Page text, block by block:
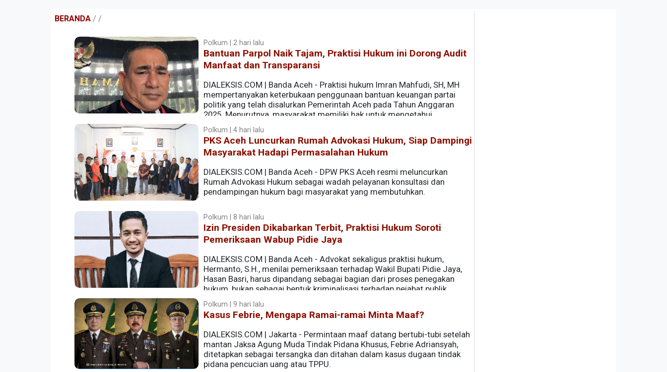
BERANDA / /
Polkum | 2 hari lalu
Bantuan Parpol Naik Tajam, Praktisi Hukum ini Dorong Audit
Manfaat dan Transparansi
DIALEKSIS.COM | ‎Banda Aceh - Praktisi hukum Imran Mahfudi, SH, MH
mempertanyakan keterbukaan penggunaan bantuan keuangan partai
politik yang telah disalurkan Pemerintah Aceh pada Tahun Anggaran
2025. Menurutnya, masyarakat memiliki hak untuk mengetahui
pemanfaatan dana tersebut karena sumbernya berasal dari uang negara atau uang publik.
Polkum | 4 hari lalu
PKS Aceh Luncurkan Rumah Advokasi Hukum, Siap Dampingi
Masyarakat Hadapi Permasalahan Hukum
DIALEKSIS.COM | Banda Aceh - DPW PKS Aceh resmi meluncurkan
Rumah Advokasi Hukum sebagai wadah pelayanan konsultasi dan
pendampingan hukum bagi masyarakat yang membutuhkan.
Polkum | 8 hari lalu
Izin Presiden Dikabarkan Terbit, Praktisi Hukum Soroti
Pemeriksaan Wabup Pidie Jaya
DIALEKSIS.COM | Banda Aceh - Advokat sekaligus praktisi hukum,
Hermanto, S.H., menilai pemeriksaan terhadap Wakil Bupati Pidie Jaya,
Hasan Basri, harus dipandang sebagai bagian dari proses penegakan
hukum, bukan sebagai bentuk kriminalisasi terhadap pejabat publik.
Polkum | 9 hari lalu
Kasus Febrie, Mengapa Ramai-ramai Minta Maaf?
DIALEKSIS.COM | Jakarta - Permintaan maaf datang bertubi-tubi setelah
mantan Jaksa Agung Muda Tindak Pidana Khusus, Febrie Adriansyah,
ditetapkan sebagai tersangka dan ditahan dalam kasus dugaan tindak
pidana pencucian uang atau TPPU.